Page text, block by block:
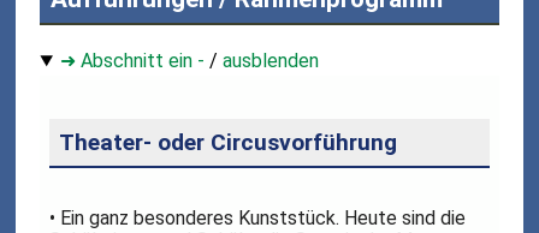
➜ Abschnitt ein - /ausblenden
Theater- oder Circusvorführung
• Ein ganz besonderes Kunststück. Heute sind die